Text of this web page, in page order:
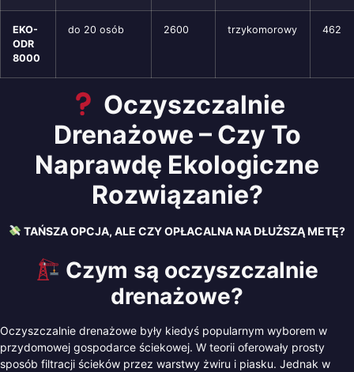
EKO-
ODR
8000
do 20 osób 2600 trzykomorowy 462
Oczyszczalnie
Drenażowe – Czy To
Naprawdę Ekologiczne
Rozwiązanie?
TAŃSZA OPCJA, ALE CZY OPŁACALNA NA DŁUŻSZĄ METĘ?
Czym są oczyszczalnie
drenażowe?
Oczyszczalnie drenażowe były kiedyś popularnym wyborem w
przydomowej gospodarce ściekowej. W teorii oferowały prosty
sposób filtracji ścieków przez warstwy żwiru i piasku. Jednak w